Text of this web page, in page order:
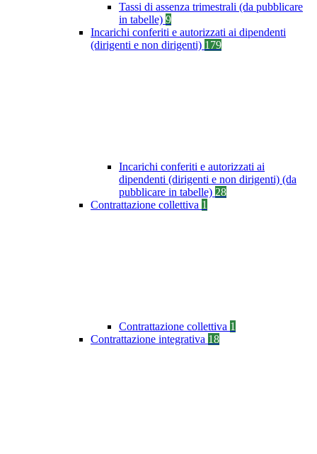
Tassi di assenza trimestrali (da pubblicare
in tabelle) 9
Incarichi conferiti e autorizzati ai dipendenti
(dirigenti e non dirigenti) 179
Incarichi conferiti e autorizzati ai
dipendenti (dirigenti e non dirigenti) (da
pubblicare in tabelle) 28
Contrattazione collettiva 1
Contrattazione collettiva 1
Contrattazione integrativa 18